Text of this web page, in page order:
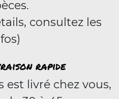
consultez les
rapide
est livré chez vous,